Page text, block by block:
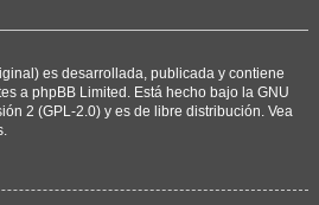
es desarrollada, publicada y contiene
a phpBB Limited . Está hecho bajo la GNU
2 (GPL-2.0) y es de libre distribución. Vea